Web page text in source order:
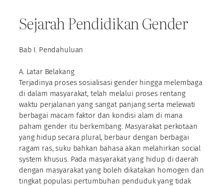
Sejarah Pendidikan Gender
Bab I. Pendahuluan
A. Latar Belakang
Terjadinya proses sosialisasi gender hingga melembaga
di dalam masyarakat, telah melalui proses rentang
waktu perjalanan yang sangat panjang serta melewati
berbagai macam faktor dan kondisi alam di mana
paham gender itu berkembang. Masyarakat perkotaan
yang hidup secara plural, berbaur dengan berbagai
ragam ras, suku bahkan bahasa akan melahirkan social
system khusus. Pada masyarakat yang hidup di daerah
dengan masyarakat yang boleh dikatakan homogen dan
tingkat populasi pertumbuhan penduduk yang tidak